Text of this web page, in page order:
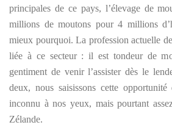
principales de ce pays, l’élevage de
millions de moutons pour 4 millions
mieux pourquoi. La profession actuelle
liée à ce secteur : il est tondeur de
gentiment de venir l’assister dès le
deux, nous saisissons cette
inconnu à nos yeux, mais pourtant
Zélande.